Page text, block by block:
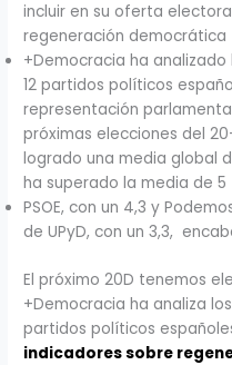
incluir en su oferta
regeneración democrática
+Democracia ha
12 partidos políticos
representación
próximas elecciones del
logrado una media global
ha superado la media de 5
PSOE, con un 4,3 y
de UPyD, con un 3,3,
El próximo 20D tenemos
+Democracia ha analiza
partidos políticos
indicadores sobre